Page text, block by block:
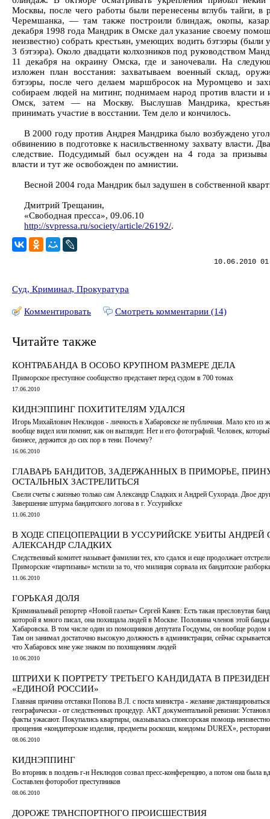
Москвы, после чего работы были перенесены вглубь тайги, в
Черемшанка, — там также построили блиндаж, окопы,
декабря 1998 года Мандрик в Омске дал указание своему
неизвестно) собрать крестьян, умеющих водить бэтээры (были
3 бэтээра). Около двадцати колхозников под руководством
11 декабря на окраину Омска, где и заночевали. На
изложен план восстания: захватываем военный склад,
бэтээры, после чего делаем маршбросок на Муромцево и
собираем людей на митинг, поднимаем народ против власти и
Омск, затем — на Москву. Выслушав Мандрика,
принимать участие в восстании. Тем дело и кончилось.
В 2000 году против Андрея Мандрика было возбуждено
обвинению в подготовке к насильственному захвату власти.
следствие. Подсудимый был осужден на 4 года за
власти и тут же освобожден по амнистии.
Весной 2004 года Мандрик был задушен в собственной
Дмитрий Трещанин,
«Свободная пресса», 09.06.10
http://svpressa.ru/society/article/26192/.
10.06.2010
Суд, Криминал, Прокуратура
Комментировать Смотреть комментарии (14)
Читайте также
КОНТРАБАНДА В ОСОБО КРУПНОМ РАЗМЕРЕ ДЕЛА
Приморское преступное сообщество предстанет перед судом в 700 томах
17.06.2010
КИДНЭППИНГ ПОХИТИТЕЛЯМ УДАЛСЯ
Игорь Михайлович Неклюдов - личность в Хабаровске не публичная. Мало кто из
вообще видел или помнит, как он выглядит. Нет и его фотографий. Человек,
бизнесе, держится до сих пор в тени. Почему?
16.06.2010
ГЛАВАРЬ БАНДИТОВ, ЗАДЕРЖАННЫХ В ПРИМОРЬЕ,
ОСТАЛЬНЫХ ЗАСТРЕЛИТЬСЯ
Свели счеты с жизнью только сам Александр Сладких и Андрей Сухорада. Двое
Завершение штурма бандитского логова в г. Уссурийске
11.06.2010
В ХОДЕ СПЕЦОПЕРАЦИИ В УССУРИЙСКЕ УБИТЫ АНДРЕЙ
АЛЕКСАНДР СЛАДКИХ
Следственный комитет называет фамилии тех, кто сдался и еще продолжает
Приморские «партизаны» мстили за то, что милиция сорвала их бандитские
11.06.2010
ГОРЬКАЯ ДОЛЯ
Криминальный репортер «Новой газеты» Сергей Канев: Есть такая пресловутая
которой я много писал, она похищала людей в Москве. Половина членов этой
Хабаровска. В том числе один из помощников депутата Госдумы, он вообще родом
Там он занимал достаточно высокую должность в администрации, сейчас
что Хабаровск мне уже знаком по похищениям людей
10.06.2010
ШТРИХИ К ПОРТРЕТУ ТРЕТЬЕГО КАНДИДАТА В
«ЕДИНОЙ РОССИИ»
Главная причина отставки Попова В.Л. с поста министра - желание
географически - от следственных процедур. АКТ документальной ревизии:
факты ужасают. Покупались квартиры, оказывалась спонсорская помощь
прощения «кондитерские изделия, предметы роскоши, кондомы DUREX»,
08.06.2010
КИДНЭППИНГ
Во вторник в полдень г-н Неклюдов созвал пресс-конференцию, а потом она была
Составлен фоторобот преступников
08.06.2010
ДОРОЖЕ ТРАНСПОРТНОГО ПРОИСШЕСТВИЯ